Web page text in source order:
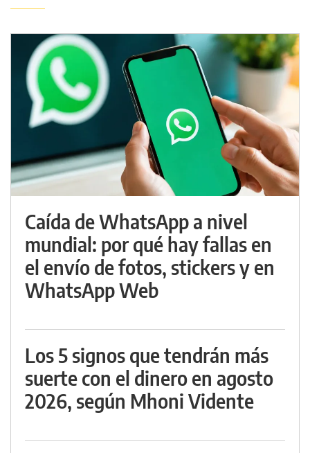
Caída de WhatsApp a nivel
mundial: por qué hay fallas en
el envío de fotos, stickers y en
WhatsApp Web
Los 5 signos que tendrán más
suerte con el dinero en agosto
2026, según Mhoni Vidente